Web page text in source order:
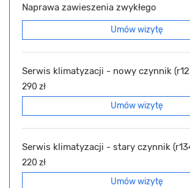
Naprawa zawieszenia zwykłego
Umów wizytę
Serwis klimatyzacji - nowy czynnik
290 zł
Umów wizytę
Serwis klimatyzacji - stary czynnik
220 zł
Umów wizytę